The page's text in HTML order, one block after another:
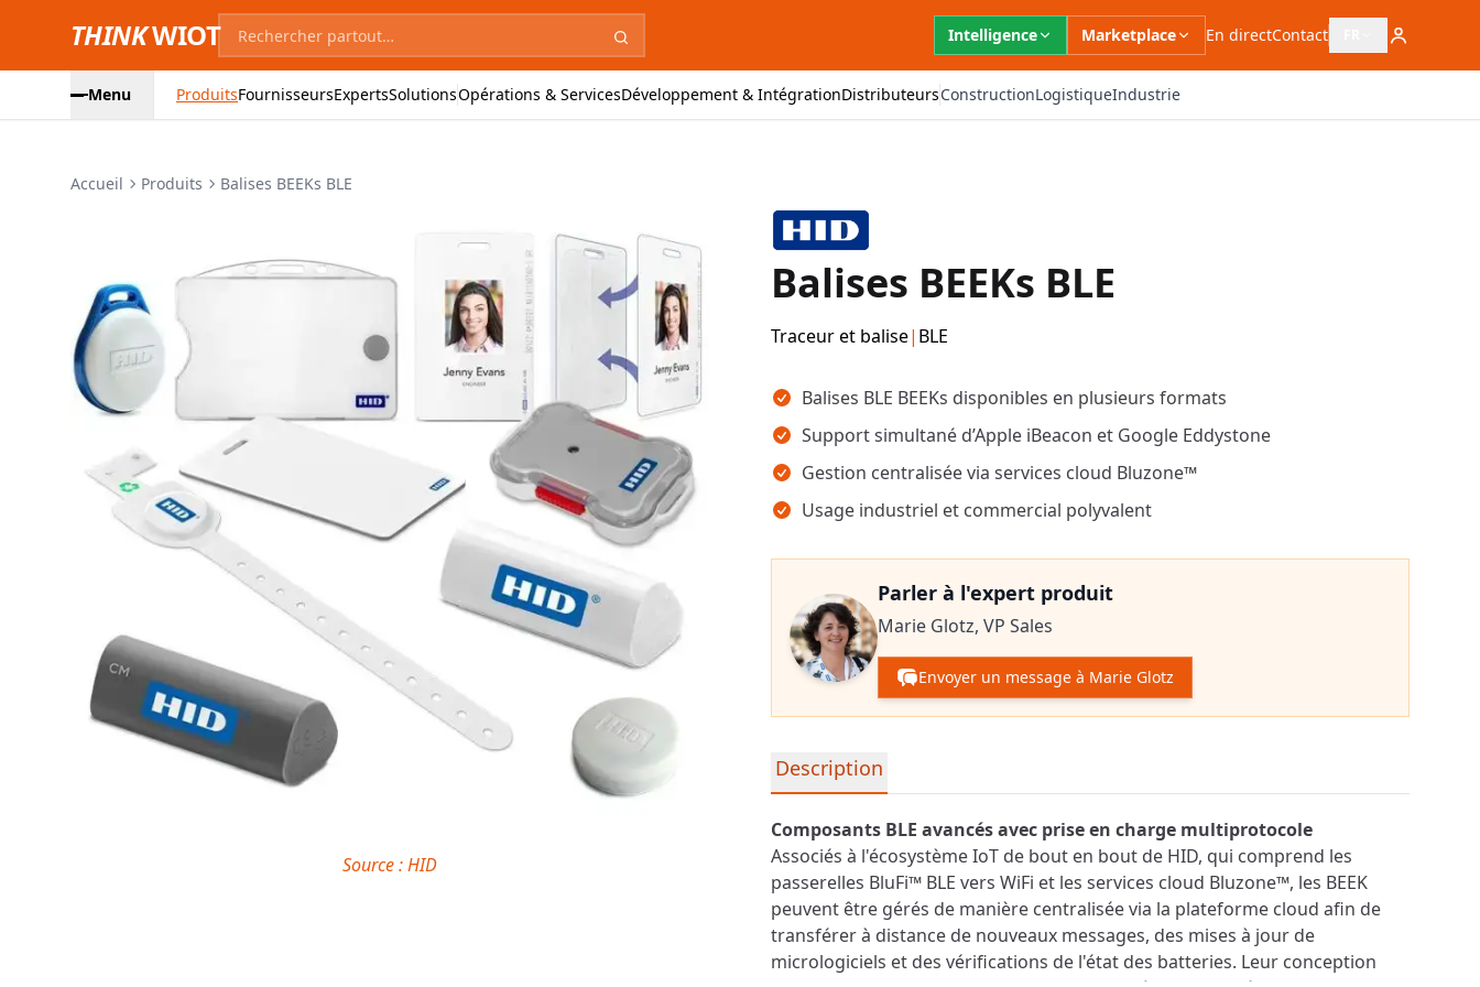
THINKWIOT Intelligence Marketplace En directContact Ouvrir le sélecteur
Menu ProduitsFournisseursExpertsSolutionsOpérations & ServicesDéveloppement & IntégrationDistributeursConstructionLogistiqueIndustrie
Accueil Produits Balises BEEKs BLE
Balises BEEKs BLE
Traceur et balise| BLE
Points clés
Balises BLE BEEKs disponibles en plusieurs formats
Support simultané d’Apple iBeacon et Google Eddystone
Gestion centralisée via services cloud Bluzone™
Usage industriel et commercial polyvalent
Parler à l'expert produit
Marie Glotz, VP Sales
Envoyer un message à Marie Glotz
Informations détaillées sur le produit
Description
Composants BLE avancés avec prise en charge multiprotocole
Associés à l'écosystème IoT de bout en bout de HID, qui comprend les
passerelles BluFi™ BLE vers WiFi et les services cloud Bluzone™, les BEEK
peuvent être gérés de manière centralisée via la plateforme cloud afin de
transférer à distance de nouveaux messages, des mises à jour de
micrologiciels et des vérifications de l'état des batteries. Leur conception
Source : HID